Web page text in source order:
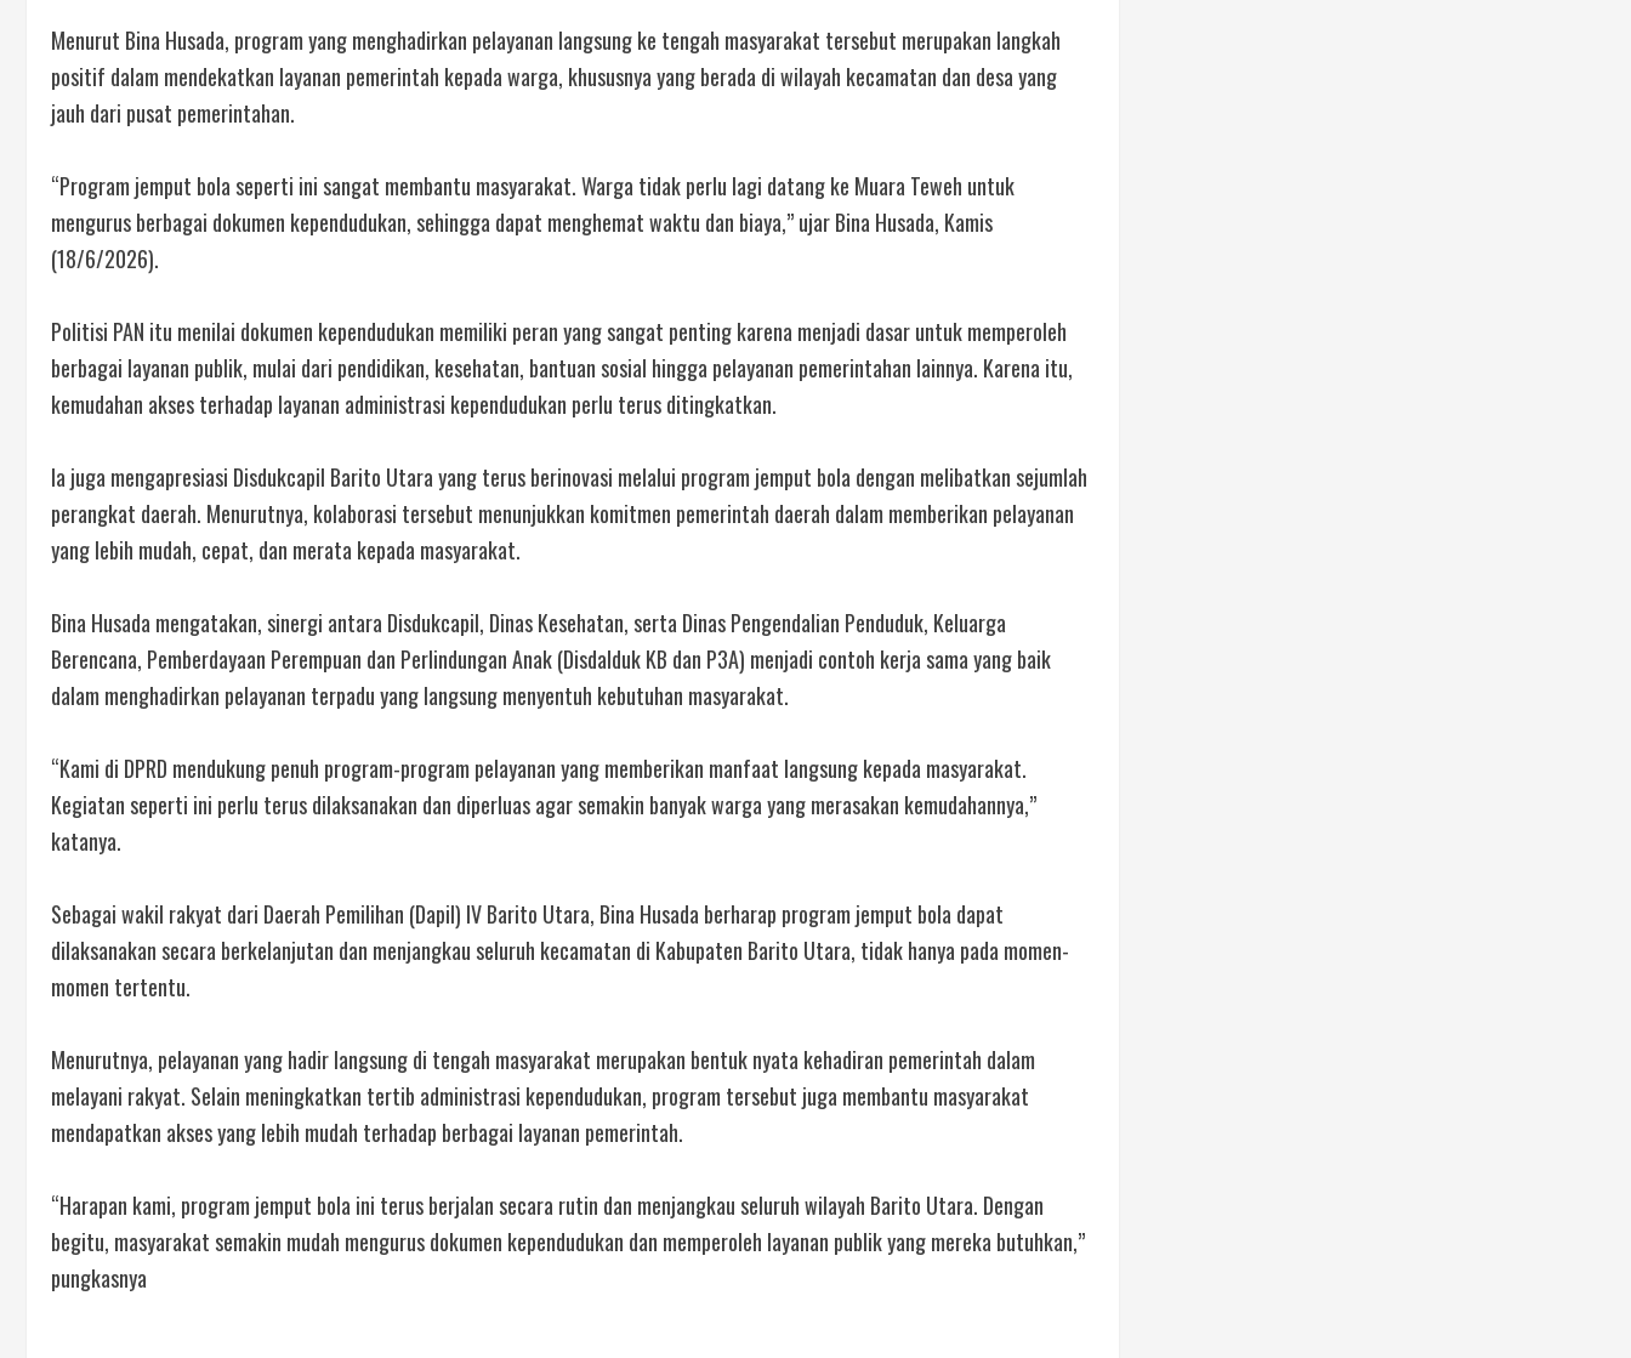
Menurut Bina Husada, program yang menghadirkan pelayanan langsung ke tengah masyarakat tersebut merupakan langkah
positif dalam mendekatkan layanan pemerintah kepada warga, khususnya yang berada di wilayah kecamatan dan desa yang
jauh dari pusat pemerintahan.
“Program jemput bola seperti ini sangat membantu masyarakat. Warga tidak perlu lagi datang ke Muara Teweh untuk
mengurus berbagai dokumen kependudukan, sehingga dapat menghemat waktu dan biaya,” ujar Bina Husada, Kamis
(18/6/2026).
Politisi PAN itu menilai dokumen kependudukan memiliki peran yang sangat penting karena menjadi dasar untuk memperoleh
berbagai layanan publik, mulai dari pendidikan, kesehatan, bantuan sosial hingga pelayanan pemerintahan lainnya. Karena itu,
kemudahan akses terhadap layanan administrasi kependudukan perlu terus ditingkatkan.
Ia juga mengapresiasi Disdukcapil Barito Utara yang terus berinovasi melalui program jemput bola dengan melibatkan sejumlah
perangkat daerah. Menurutnya, kolaborasi tersebut menunjukkan komitmen pemerintah daerah dalam memberikan pelayanan
yang lebih mudah, cepat, dan merata kepada masyarakat.
Bina Husada mengatakan, sinergi antara Disdukcapil, Dinas Kesehatan, serta Dinas Pengendalian Penduduk, Keluarga
Berencana, Pemberdayaan Perempuan dan Perlindungan Anak (Disdalduk KB dan P3A) menjadi contoh kerja sama yang baik
dalam menghadirkan pelayanan terpadu yang langsung menyentuh kebutuhan masyarakat.
“Kami di DPRD mendukung penuh program-program pelayanan yang memberikan manfaat langsung kepada masyarakat.
Kegiatan seperti ini perlu terus dilaksanakan dan diperluas agar semakin banyak warga yang merasakan kemudahannya,”
katanya.
Sebagai wakil rakyat dari Daerah Pemilihan (Dapil) IV Barito Utara, Bina Husada berharap program jemput bola dapat
dilaksanakan secara berkelanjutan dan menjangkau seluruh kecamatan di Kabupaten Barito Utara, tidak hanya pada momen-
momen tertentu.
Menurutnya, pelayanan yang hadir langsung di tengah masyarakat merupakan bentuk nyata kehadiran pemerintah dalam
melayani rakyat. Selain meningkatkan tertib administrasi kependudukan, program tersebut juga membantu masyarakat
mendapatkan akses yang lebih mudah terhadap berbagai layanan pemerintah.
“Harapan kami, program jemput bola ini terus berjalan secara rutin dan menjangkau seluruh wilayah Barito Utara. Dengan
begitu, masyarakat semakin mudah mengurus dokumen kependudukan dan memperoleh layanan publik yang mereka butuhkan,”
pungkasnya